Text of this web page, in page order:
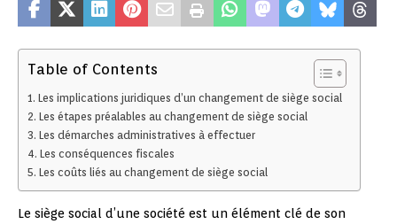
Table of Contents
Les implications juridiques d’un changement de siège social
Les étapes préalables au changement de siège social
Les démarches administratives à effectuer
Les conséquences fiscales
Les coûts liés au changement de siège social
Le siège social d’une société est un élément clé de son